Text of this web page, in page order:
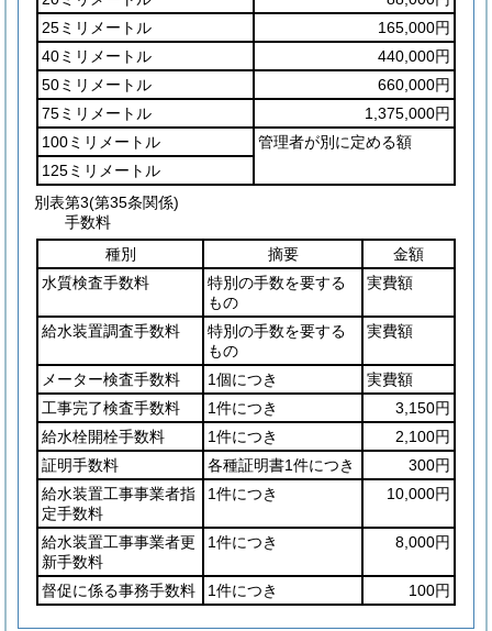
25ミリメートル
165,000円
40ミリメートル
440,000円
50ミリメートル
660,000円
75ミリメートル
1,375,000円
100ミリメートル
管理者が別に定める額
125ミリメートル
別表第3(第35条関係)
手数料
種別
摘要
金額
水質検査手数料
特別の手数を要する
もの
実費額
給水装置調査手数料
特別の手数を要する
もの
実費額
メーター検査手数料 1個につき
実費額
工事完了検査手数料
1件につき
3,150円
給水栓開栓手数料
1件につき
2,100円
証明手数料
各種証明書1件につき
300円
給水装置工事事業者指
定手数料
1件につき 10,000円
給水装置工事事業者更
新手数料
1件につき 8,000円
督促に係る事務手数料 1件につき 100円